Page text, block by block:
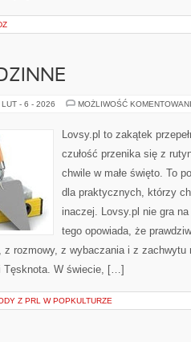
LUT - 6 - 2026 MOŻLIWOŚĆ
Lovsy.pl to zakątek
czułość przenika się z
chwile w małe święto. To
dla praktycznych, którzy
inaczej. Lovsy.pl nie gra
tego opowiada, że
z rozmowy, z wybaczania i z
Tęsknota. W świecie, […]
Z PRL W POPKULTURZE